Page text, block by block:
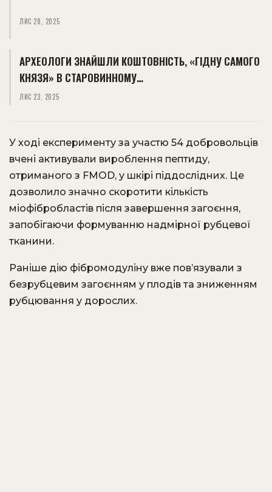
ЛИС 28, 2025
АРХЕОЛОГИ ЗНАЙШЛИ КОШТОВНІСТЬ, «ГІДНУ САМОГО
КНЯЗЯ» В СТАРОВИННОМУ…
ЛИС 23, 2025
У ході експерименту за участю 54 добровольців
вчені активували вироблення пептиду,
отриманого з FMOD, у шкірі піддослідних. Це
дозволило значно скоротити кількість
міофібробластів після завершення загоєння,
запобігаючи формуванню надмірної рубцевої
тканини.
Раніше дію фібромодуліну вже пов’язували з
безрубцевим загоєнням у плодів та зниженням
рубцювання у дорослих.